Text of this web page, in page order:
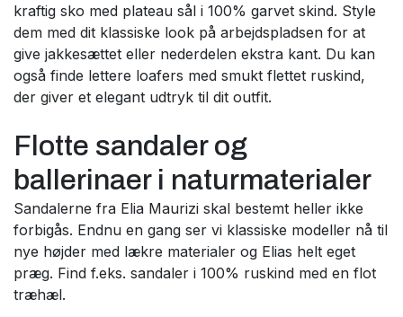
kraftig sko med plateau sål i 100% garvet skind. Style
dem med dit klassiske look på arbejdspladsen for at
give jakkesættet eller nederdelen ekstra kant. Du kan
også finde lettere loafers med smukt flettet ruskind,
der giver et elegant udtryk til dit outfit.
Flotte sandaler og
ballerinaer i naturmaterialer
Sandalerne fra Elia Maurizi skal bestemt heller ikke
forbigås. Endnu en gang ser vi klassiske modeller nå til
nye højder med lækre materialer og Elias helt eget
præg. Find f.eks. sandaler i 100% ruskind med en flot
træhæl.